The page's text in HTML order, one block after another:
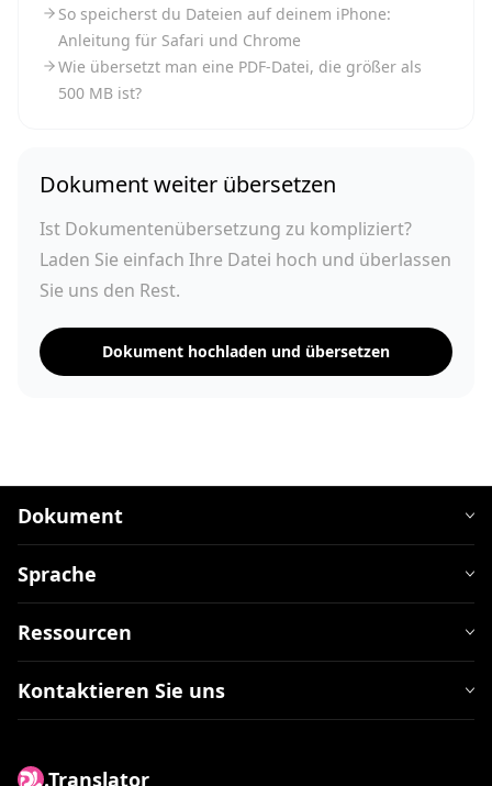
So speicherst du Dateien auf deinem iPhone:
Anleitung für Safari und Chrome
Wie übersetzt man eine PDF-Datei, die größer als
500 MB ist?
Dokument weiter übersetzen
Ist Dokumentenübersetzung zu kompliziert?
Laden Sie einfach Ihre Datei hoch und überlassen
Sie uns den Rest.
Dokument hochladen und übersetzen
Dokument
Sprache
Ressourcen
Kontaktieren Sie uns
.Translator